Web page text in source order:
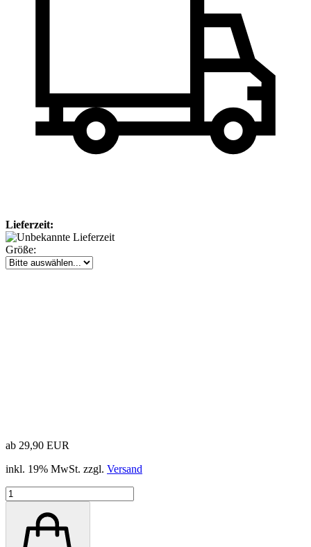
Lieferzeit:
Größe:
ab 29,90 EUR
inkl. 19% MwSt. zzgl. Versand